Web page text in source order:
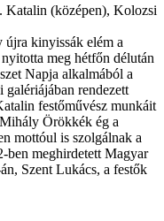
(középen), Kolozsi
újra kinyissák elém a
meg hétfőn délután
Napja alkalmából a
rendezett
festőművész munkáit
Örökkék ég a
mottóul is szolgálnak a
ben meghirdetett Magyar
Szent Lukács, a festők